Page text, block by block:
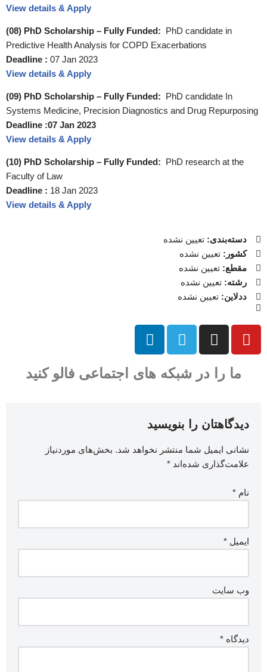
View details & Apply
(08) PhD Scholarship – Fully Funded: PhD candidate in
Predictive Health Analysis for COPD Exacerbations
Deadline : 07 Jan 2023
View details & Apply
(09) PhD Scholarship – Fully Funded: PhD candidate In
Systems Medicine, Precision Diagnostics and Drug Repurposing
Deadline :07 Jan 2023
View details & Apply
(10) PhD Scholarship – Fully Funded: PhD research at the
Faculty of Law
Deadline : 18 Jan 2023
View details & Apply
دسته‌بندی: تعیین نشده
کشور: تعیین نشده
مقطع: تعیین نشده
رشته: تعیین نشده
ددلاین: تعیین نشده
ما را در شبکه های اجتماعی فالو کنید
دیدگاهتان را بنویسید
نشانی ایمیل شما منتشر نخواهد شد. بخش‌های موردنیاز
علامت‌گذاری شده‌اند *
نام *
ایمیل *
وب‌ سایت
دیدگاه *